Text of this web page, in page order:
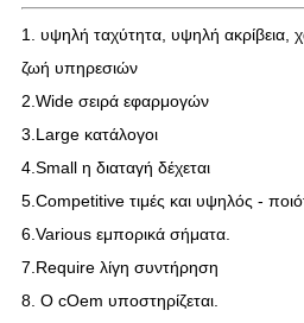
1. υψηλή ταχύτητα, υψηλή ακρίβεια,
ζωή υπηρεσιών
2.Wide σειρά εφαρμογών
3.Large κατάλογοι
4.Small η διαταγή δέχεται
5.Competitive τιμές και υψηλός -
6.Various εμπορικά σήματα.
7.Require λίγη συντήρηση
8. Ο cOem υποστηρίζεται.